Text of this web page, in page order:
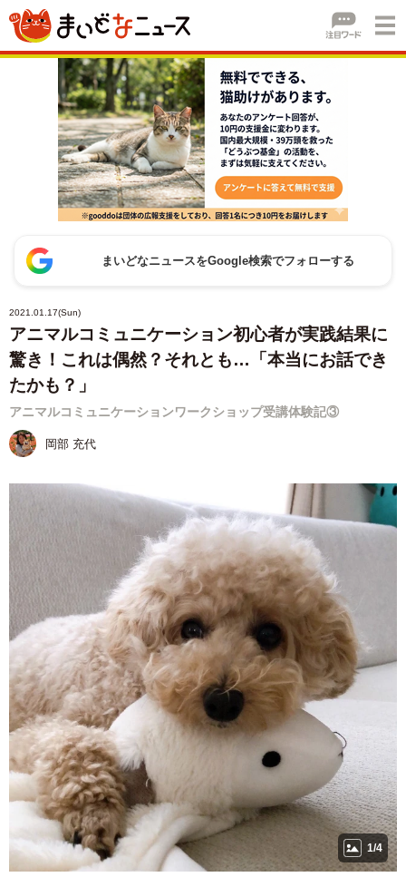
まいどなニュースをGoogle検索でフォローする
2021.01.17(Sun)
アニマルコミュニケーション初心者が実践結果に
驚き！これは偶然？それとも…「本当にお話でき
たかも？」
アニマルコミュニケーションワークショップ受講体験記③
岡部 充代
1/4